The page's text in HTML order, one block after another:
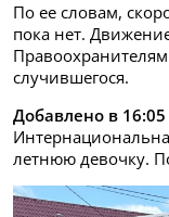
По ее словам,
пока нет.
случившегося.
Добавлено в 16:05
летнюю девочку.